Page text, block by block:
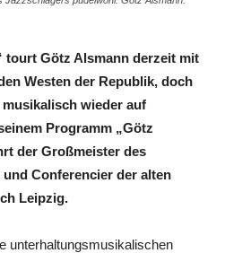
tourt Götz Alsmann derzeit mit
Westen der Republik, doch
wieder auf
Programm „Götz
der Großmeister des
Conferencier der alten
Leipzig.
unterhaltungsmusikalischen